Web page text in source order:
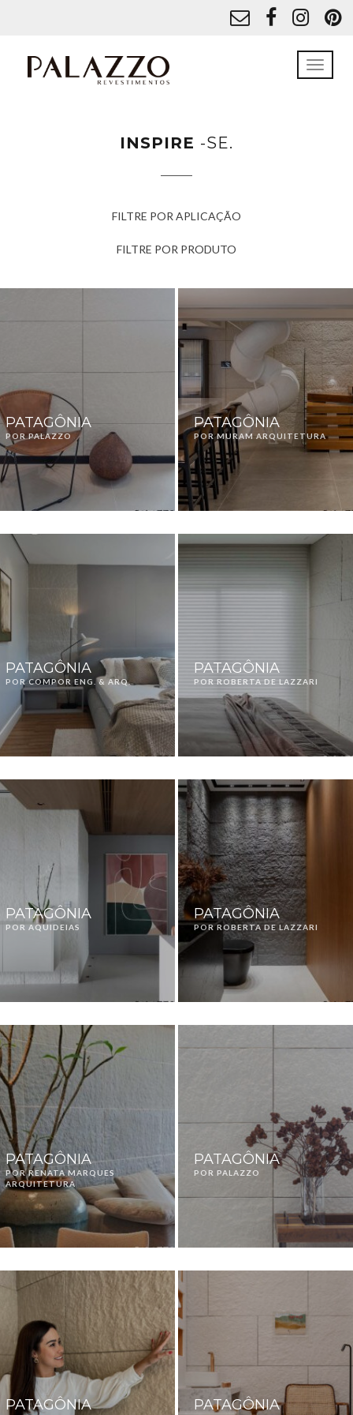
INSPIRE -SE.
FILTRE POR APLICAÇÃO
FILTRE POR PRODUTO
PATAGÔNIA
POR PALAZZO
PATAGÔNIA
POR MURAM ARQUITETURA
PATAGÔNIA
POR COMPOR ENG. & ARQ.
PATAGÔNIA
POR ROBERTA DE LAZZARI
PATAGÔNIA
POR AQUIDEIAS
PATAGÔNIA
POR ROBERTA DE LAZZARI
PATAGÔNIA
POR RENATA MARQUES
ARQUITETURA
PATAGÔNIA
POR PALAZZO
PATAGÔNIA PATAGÔNIA